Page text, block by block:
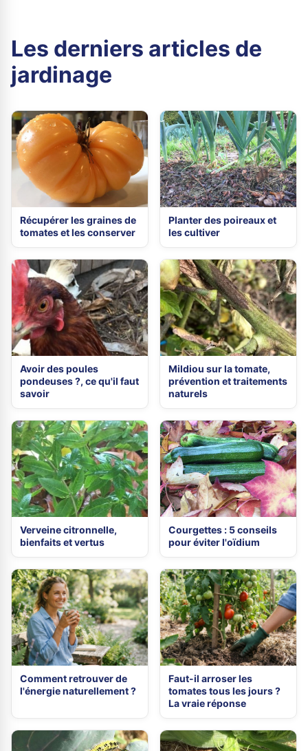
Les derniers articles de
jardinage
Récupérer les graines de
tomates et les conserver
Planter des poireaux et
les cultiver
Avoir des poules
pondeuses ?, ce qu'il faut
savoir
Mildiou sur la tomate,
prévention et traitements
naturels
Verveine citronnelle,
bienfaits et vertus
Courgettes : 5 conseils
pour éviter l'oïdium
Comment retrouver de
l'énergie naturellement ?
Faut-il arroser les
tomates tous les jours ?
La vraie réponse